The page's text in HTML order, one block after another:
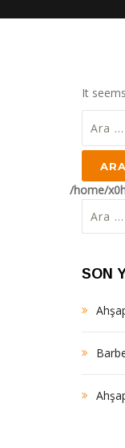
It
/home/
SON